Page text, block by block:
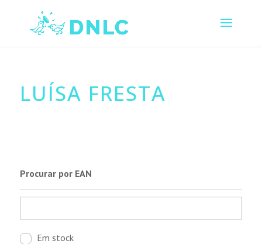
LUÍSA FRESTA
Procurar por EAN
Em stock